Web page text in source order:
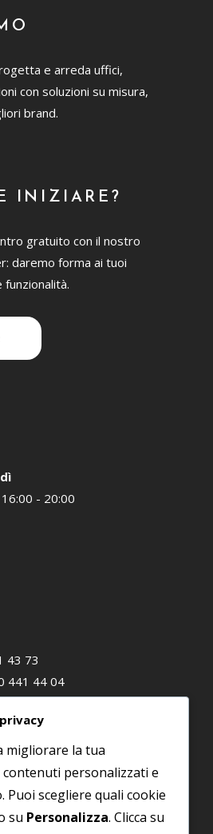
e arreda uffici,
con soluzioni su misura,
brand.
INIZIARE?
gratuito con il nostro
daremo forma ai tuoi
funzionalità.
- 20:00
43 73
441 44 04
migliorare la tua
personalizzati e
Puoi scegliere quali cookie
su Personalizza. Clicca su